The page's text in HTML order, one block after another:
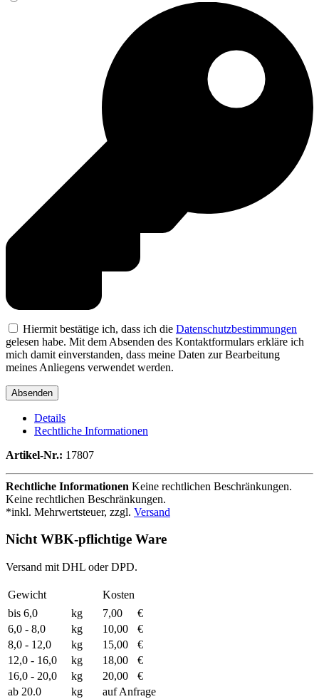
Hiermit bestätige ich, dass ich die Datenschutzbestimmungen
gelesen habe. Mit dem Absenden des Kontaktformulars erkläre ich
mich damit einverstanden, dass meine Daten zur Bearbeitung
meines Anliegens verwendet werden.
Details
Rechtliche Informationen
Artikel-Nr.: 17807
Rechtliche Informationen Keine rechtlichen Beschränkungen.
Keine rechtlichen Beschränkungen.
*inkl. Mehrwertsteuer, zzgl. Versand
Nicht WBK-pflichtige Ware
Versand mit DHL oder DPD.
Gewicht
Kosten
bis 6,0
kg 7,00
€
6,0 - 8,0
kg 10,00
€
8,0 - 12,0
kg 15,00
€
12,0 - 16,0
kg 18,00
€
16,0 - 20,0
kg 20,00
€
ab 20.0
kg auf Anfrage